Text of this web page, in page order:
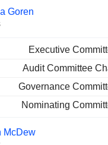
Goren
Executive
Audit Committee
Governance
Nominating
McDew